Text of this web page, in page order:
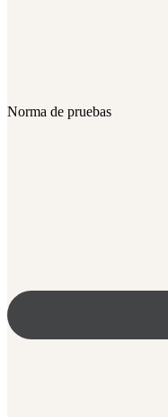
Norma de pruebas